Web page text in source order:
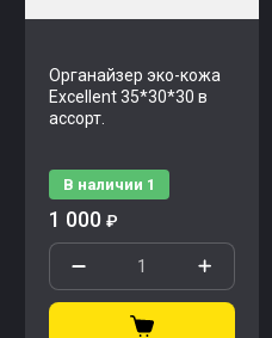
Органайзер эко-кожа
Excellent 35*30*30 в
ассорт.
В наличии 1
1 000 ₽